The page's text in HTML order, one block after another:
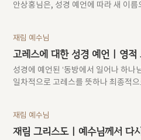
안상홍님은, 성경 예언에 따라 새 이름
재림 예수님
고레스에 대한 성경 예언 | 영적
성경에 예언된 ‘동방에서 일어나 하나
일차적으로 고레스를 뜻하나 최종적
재림 예수님
재림 그리스도 | 예수님께서 다